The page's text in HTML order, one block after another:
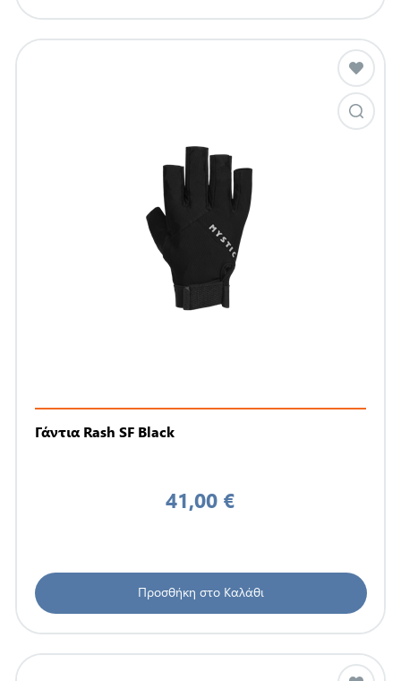
Γάντια Rash SF Black
41,00 €
Προσθήκη στο Καλάθι